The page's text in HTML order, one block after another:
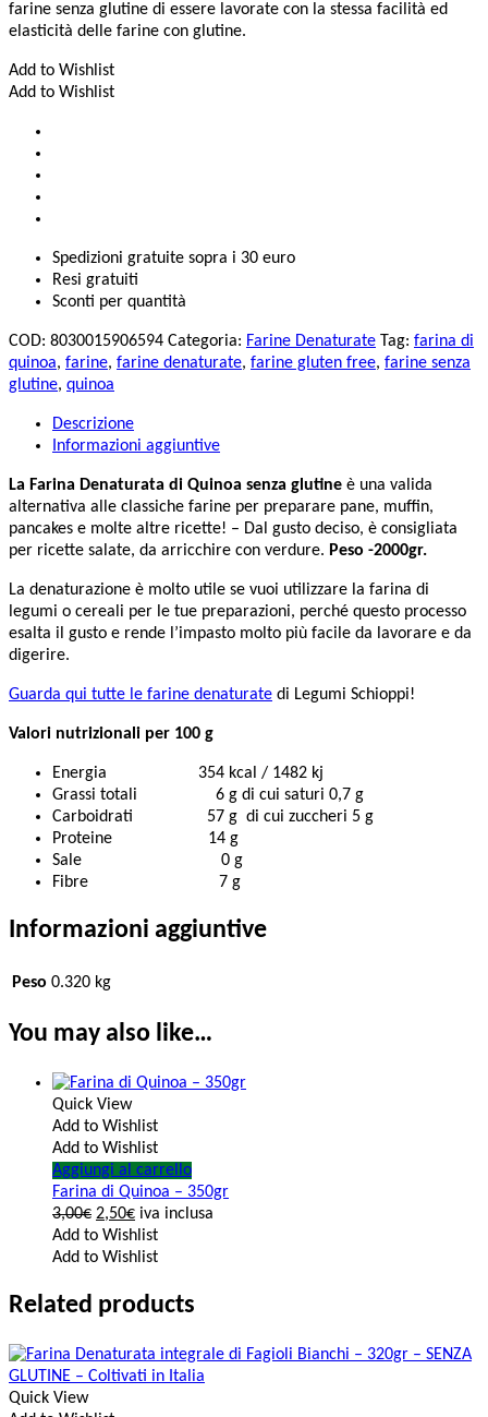
farine senza glutine di essere lavorate con la stessa facilità ed
elasticità delle farine con glutine.
Add to Wishlist
Add to Wishlist
Spedizioni gratuite sopra i 30 euro
Resi gratuiti
Sconti per quantità
COD: 8030015906594 Categoria: Farine Denaturate Tag: farina di
quinoa, farine, farine denaturate, farine gluten free, farine senza
glutine, quinoa
Descrizione
Informazioni aggiuntive
La Farina Denaturata di Quinoa senza glutine è una valida
alternativa alle classiche farine per preparare pane, muffin,
pancakes e molte altre ricette! – Dal gusto deciso, è consigliata
per ricette salate, da arricchire con verdure. Peso -2000gr.
La denaturazione è molto utile se vuoi utilizzare la farina di
legumi o cereali per le tue preparazioni, perché questo processo
esalta il gusto e rende l’impasto molto più facile da lavorare e da
digerire.
Guarda qui tutte le farine denaturate di Legumi Schioppi!
Valori nutrizionali per 100 g
Energia 354 kcal / 1482 kj
Grassi totali 6 g di cui saturi 0,7 g
Carboidrati 57 g di cui zuccheri 5 g
Proteine 14 g
Sale 0 g
Fibre 7 g
Informazioni aggiuntive
Peso 0.320 kg
You may also like…
Quick View
Add to Wishlist
Add to Wishlist
Aggiungi al carrello
Farina di Quinoa – 350gr
3,00€ 2,50€ iva inclusa
Add to Wishlist
Add to Wishlist
Related products
Quick View